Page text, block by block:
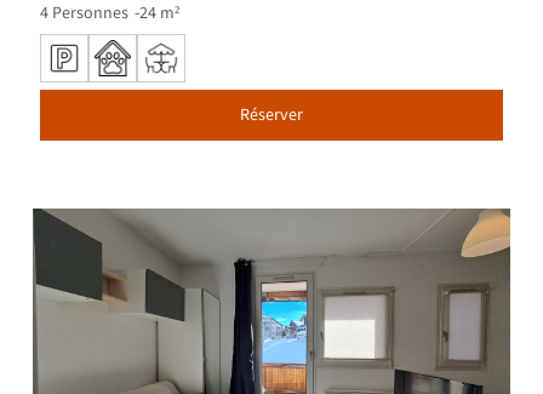
4 Personnes 24 m²
Réserver